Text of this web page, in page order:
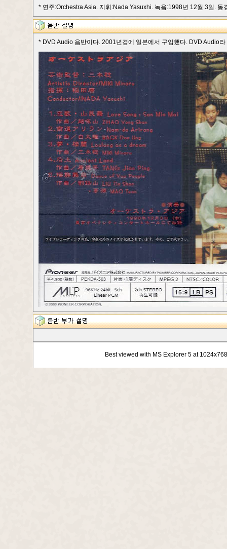
* 연주:Orchestra Asia. 지휘:Nada Yasuxhi. 녹음:1998년 12월 3일. 동
* DVD Audio 음반이다. 2001년경에 일본에서 구입했다. DVD Audio
Best viewed with MS Explorer 5 at